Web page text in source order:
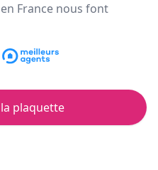
France nous font
plaquette